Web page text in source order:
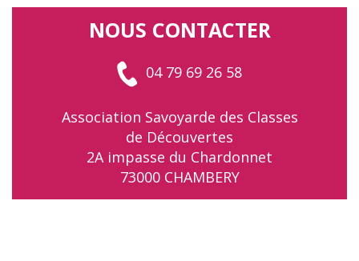
NOUS CONTACTER
04 79 69 26 58
Association Savoyarde des Classes
de Découvertes
2A impasse du Chardonnet
73000 CHAMBERY